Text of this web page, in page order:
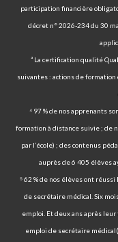
participation financière
décret n° 2026-234 du 30
³ La certification qualité
suivantes : actions de
⁴ 97 % de nos apprenants
formation à distance suivie ; de
par l’école) ; des contenus
auprès de 6 405 élèves
⁵ 62 % de nos élèves ont
de secrétaire médical. Six
emploi. Et deux ans après
emploi de secrétaire